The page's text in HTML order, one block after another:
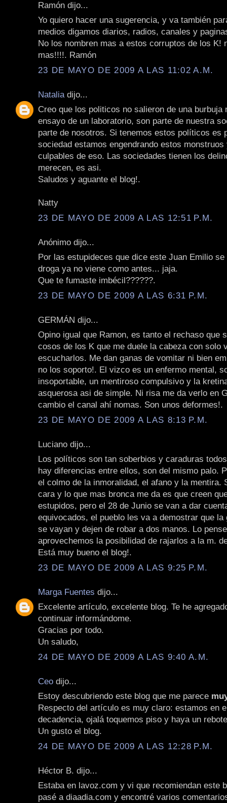
Ramón dijo...
Yo quiero hacer una sugerencia, y va también
medios digamos diarios, radios, canales y
No los nombren mas a estos corruptos de los K!
mas!!!!. Ramón
23 DE MAYO DE 2009 A LAS 11:02 A.M.
Natalia dijo...
Creo que los politicos no salieron de una burbuja
ensayo de un laboratorio, son parte de nuestra
parte de nosotros. Si tenemos estos políticos es
sociedad estamos engendrando estos
culpables de eso. Las sociedades tienen los
merecen, es asi.
Saludos y aguante el blog!.
Natty
23 DE MAYO DE 2009 A LAS 12:51 P.M.
Anónimo dijo...
Por las estupideces que dice este Juan Emilio se
droga ya no viene como antes... jaja.
Que te fumaste imbécil??????.
23 DE MAYO DE 2009 A LAS 6:31 P.M.
GERMÁN dijo...
Opino igual que Ramon, es tanto el rechaso que
cosos de los K que me duele la cabeza con solo
escucharlos. Me dan ganas de vomitar ni bien
no los soporto!. El vizco es un enfermo mental,
insoportable, un mentiroso compulsivo y la
asquerosa asi de simple. Ni risa me da verlo en
cambio el canal ahí nomas. Son unos deformes!.
23 DE MAYO DE 2009 A LAS 8:13 P.M.
Luciano dijo...
Los políticos son tan soberbios y caraduras
hay diferencias entre ellos, son del mismo palo.
el colmo de la inmoralidad, el afano y la mentira.
cara y lo que mas bronca me da es que creen
estupidos, pero el 28 de Junio se van a dar
equivocados, el pueblo les va a demostrar que la
se vayan y dejen de robar a dos manos. Lo
aprovechemos la posibilidad de rajarlos a la m.
Está muy bueno el blog!.
23 DE MAYO DE 2009 A LAS 9:25 P.M.
Marga Fuentes dijo...
Excelente artículo, excelente blog. Te he
continuar informándome.
Gracias por todo.
Un saludo,
24 DE MAYO DE 2009 A LAS 9:40 A.M.
Ceo dijo...
Estoy descubriendo este blog que me parece
Respecto del artículo es muy claro: estamos en
decadencia, ojalá toquemos piso y haya un
Un gusto el blog.
24 DE MAYO DE 2009 A LAS 12:28 P.M.
Héctor B. dijo...
Estaba en lavoz.com y vi que recomiendan este
pasé a diaadia.com y encontré varios